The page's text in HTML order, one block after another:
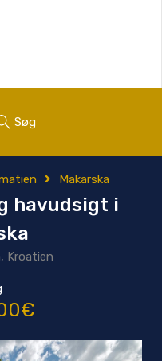
Søg
Makarska
havudsigt i
Kroatien